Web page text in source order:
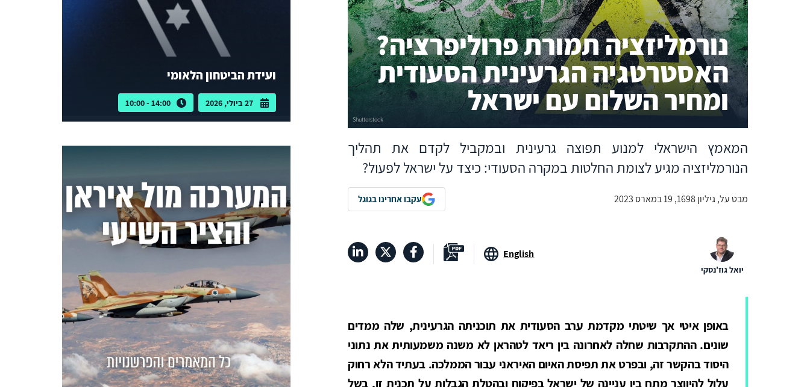
נורמליזציה תמורת פרוליפרציה?
האסטרטגיה הגרעינית הסעודית
ומחיר השלום עם ישראל
המאמץ הישראלי למנוע תפוצה גרעינית ובמקביל לקדם את תהליך
הנורמליזציה מגיע לצומת החלטות במקרה הסעודי: כיצד על ישראל לפעול?
מבט על, גיליון 1698, 19 במארס 2023 עקבו אחרינו בגוגל
English
יואל גוז'נסקי
באופן איטי אך שיטתי מקדמת ערב הסעודית את תוכניתה הגרעינית, שלה ממדים
שונים. ההתקרבות שחלה לאחרונה בין ריאד לטהראן לא משנה משמעותית את נתוני
היסוד בהקשר זה, ובפרט את תפיסת האיום האיראני עבור הממלכה. בעתיד הלא רחוק
עלול להיווצר מתח בין עניינה של ישראל בפיקוח ובהטלת הגבלות על תכנית זו, בשל
ועידת הביטחון הלאומי
27 ביולי, 2026 14:00 - 10:00